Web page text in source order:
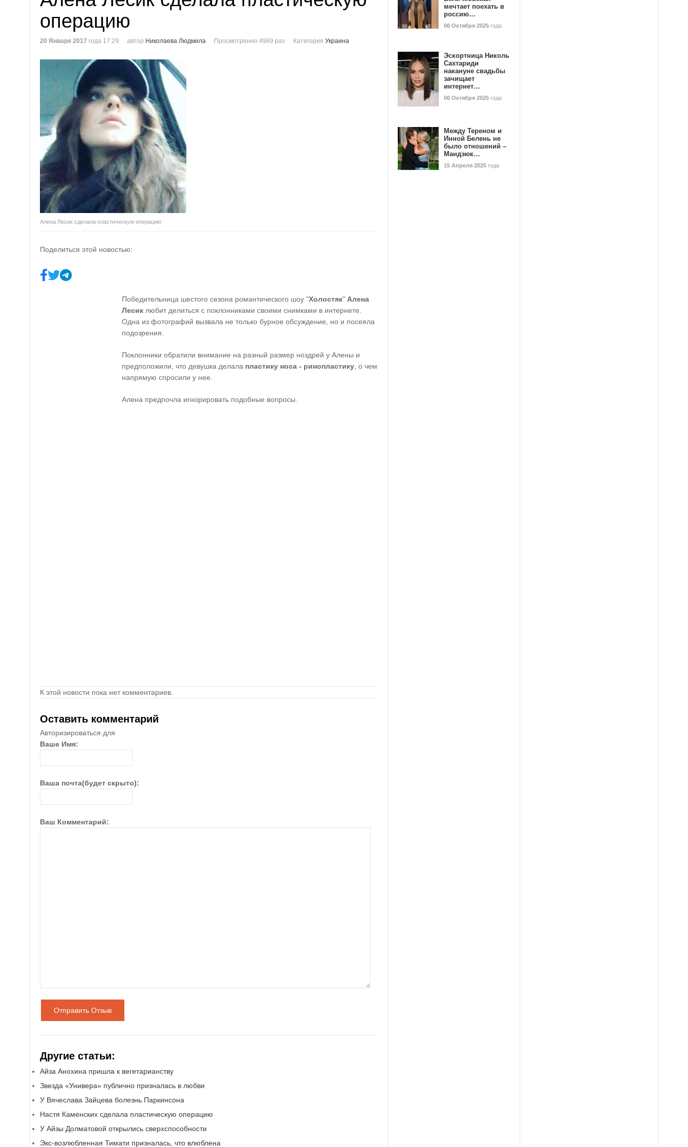
операцию
20 Января 2017 года 17:29 автор Николаева Людмила Просмотренно 4989 раз Категория Украина
Алена Лесик сделала пластическую операцию
Поделиться этой новостью:
Победительница шестого сезона романтического шоу "Холостяк" Алена
Лесик любит делиться с поклонниками своими снимками в интернете.
Одна из фотографий вызвала не только бурное обсуждение, но и посеяла
подозрения.
Поклонники обратили внимание на разный размер ноздрей у Алены и
предположили, что девушка делала пластику носа - ринопластику , о чем
напрямую спросили у нее.
Алена предпочла игнорировать подобные вопросы.
К этой новости пока нет комментариев.
Оставить комментарий
Авторизироваться для
Ваше Имя:
Ваша почта(будет скрыто):
Ваш Комментарий:
Отправить Отзыв
Другие статьи:
Айза Анохина пришла к вегетарианству
Звезда «Универа» публично призналась в любви
У Вячеслава Зайцева болезнь Паркинсона
Настя Каменских сделала пластическую операцию
У Айзы Долматовой открылись сверхспособности
Экс-возлюбленная Тимати призналась, что влюблена
мечтает поехать в
россию…
06 Октября 2025 года
Эскортница Николь
Сахтариди
накануне свадьбы
зачищает
интернет…
06 Октября 2025 года
Между Тереном и
Инной Белень не
было отношений –
Мандзюк…
15 Апреля 2025 года